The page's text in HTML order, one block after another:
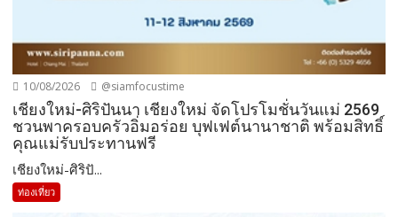
10/08/2026 @siamfocustime
เชียงใหม่-ศิริปันนา เชียงใหม่ จัดโปรโมชั่นวันแม่ 2569
ชวนพาครอบครัวอิ่มอร่อย บุฟเฟต์นานาชาติ พร้อมสิทธิ์
คุณแม่รับประทานฟรี
เชียงใหม่-ศิริปั...
ท่องเที่ยว